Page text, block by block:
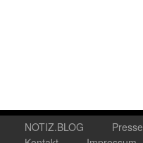
NOTIZ.BLOG Presse